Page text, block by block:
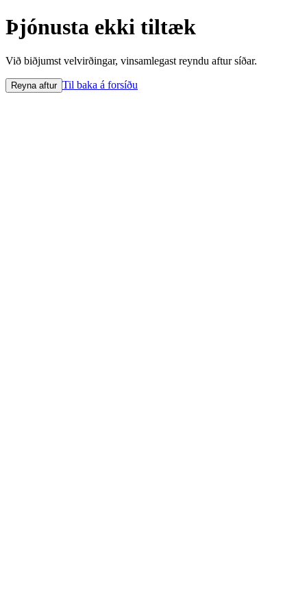
Þjónusta ekki tiltæk
Við biðjumst velvirðingar, vinsamlegast reyndu aftur síðar.
Reyna aftur Til baka á forsíðu